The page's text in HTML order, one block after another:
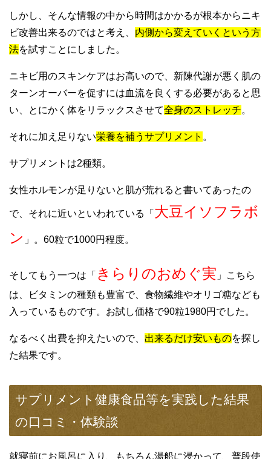
しかし、そんな情報の中から時間はかかるが根本からニキ
ビ改善出来るのではと考え、 内側から変えていくという方
法を試すことにしました。
ニキビ用のスキンケアはお高いので、新陳代謝が悪く肌の
ターンオーバーを促すには血流を良くする必要があると思
い、とにかく体をリラックスさせて全身のストレッチ。
それに加え足りない栄養を補うサプリメント 。
サプリメントは2種類。
女性ホルモンが足りないと肌が荒れると書いてあったの
で、それに近いといわれている「 大豆イソフラボ
ン 」。60粒で1000円程度。
そしてもう一つは「 きらりのおめぐ実 」こちら
は、ビタミンの種類も豊富で、食物繊維やオリゴ糖なども
入っているものです。お試し価格で90粒1980円でした。
なるべく出費を抑えたいので、 出来るだけ安いものを探し
た結果です。
サプリメント健康食品等を実践した結果
の口コミ・体験談
就寝前にお風呂に入り、もちろん湯船に浸かって、普段使